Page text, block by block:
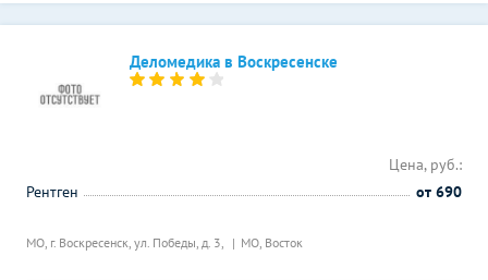
Деломедика в Воскресенске
МО, г. Воскресенск, ул. Победы, д. 3, МО, Восток
Цена, руб.:
Рентген
от 690